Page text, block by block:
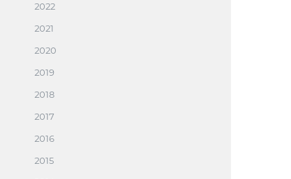
2022
2021
2020
2019
2018
2017
2016
2015